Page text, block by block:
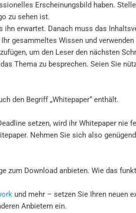
Erscheinungsbild haben.
zu sehen ist.
erwartet. Danach muss das
gesammeltes Wissen und
um den Leser den nächsten
Thema zu besprechen. Seien Sie
den Begriff „Whitepaper“ enthält.
setzen, wird ihr Whitepaper nie
Nehmen Sie sich also
zum Download anbieten. Wie das
und mehr – setzen Sie Ihren neuen
Anbietern ein.